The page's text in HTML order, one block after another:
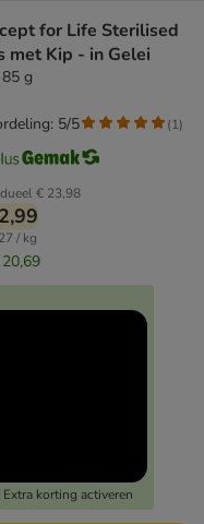
for Life Sterilised
met Kip - in Gelei
g
€ 23,98
/ kg
korting activeren
5/5 (1)